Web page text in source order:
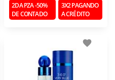
2DA PZA -50%
DE CONTADO
3X2 PAGANDO
A CRÉDITO
favorite